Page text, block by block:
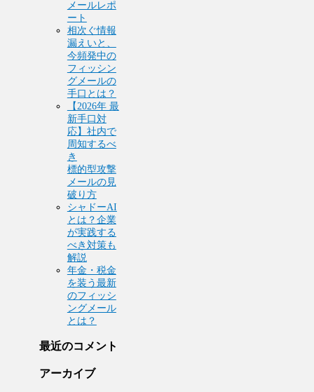
メールレポ
ート
相次ぐ情報
漏えいと、
今頻発中の
フィッシン
グメールの
手口とは？
【2026年 最
新手口対
応】社内で
周知するべ
き
標的型攻撃
メールの見
破り方
シャドーAI
とは？企業
が実践する
べき対策も
解説
年金・税金
を装う最新
のフィッシ
ングメール
とは？
最近のコメント
アーカイブ